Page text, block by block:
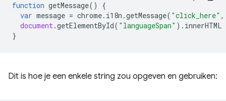
function getMessage()
{
var message = chrome. i18n .getMessage( "click_here" ,
document.getElementById( "languageSpan" ). innerHTML
}
Dit is hoe je een enkele string zou opgeven en gebruiken: